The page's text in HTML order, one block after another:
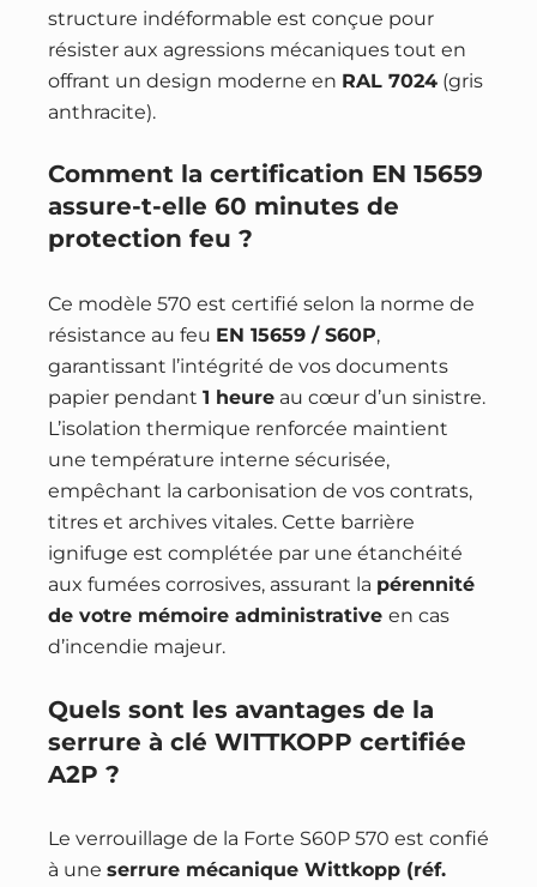
structure indéformable est conçue pour
résister aux agressions mécaniques tout en
offrant un design moderne en RAL 7024(gris
anthracite).
Comment la certification EN 15659
assure-t-elle 60 minutes de
protection feu ?
Ce modèle 570 est certifié selon la norme de
résistance au feu EN 15659 / S60P,
garantissant l’intégrité de vos documents
papier pendant 1 heureau cœur d’un sinistre.
L’isolation thermique renforcée maintient
une température interne sécurisée,
empêchant la carbonisation de vos contrats,
titres et archives vitales. Cette barrière
ignifuge est complétée par une étanchéité
aux fumées corrosives, assurant la pérennité
de votre mémoire administrative en cas
d’incendie majeur.
Quels sont les avantages de la
serrure à clé WITTKOPP certifiée
A2P ?
Le verrouillage de la Forte S60P 570 est confié
à une serrure mécanique Wittkopp (réf.